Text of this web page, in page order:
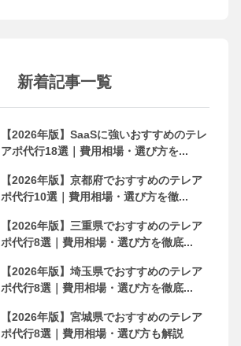
新着記事一覧
【2026年版】SaaSに強いおすすめのテレ
アポ代行18選｜費用相場・選び方を...
【2026年版】京都府でおすすめのテレア
ポ代行10選｜費用相場・選び方を徹...
【2026年版】三重県でおすすめのテレア
ポ代行8選｜費用相場・選び方を徹底...
【2026年版】埼玉県でおすすめのテレア
ポ代行8選｜費用相場・選び方を徹底...
【2026年版】宮城県でおすすめのテレア
ポ代行8選｜費用相場・選び方も解説